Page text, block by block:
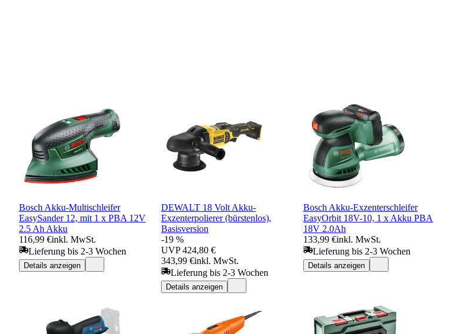
Bosch Akku-Multischleifer
EasySander 12, mit 1 x PBA 12V
2.5 Ah Akku
116,99 €inkl. MwSt.
Lieferung bis 2-3 Wochen
Details anzeigen
DEWALT 18 Volt Akku-
Exzenterpolierer (bürstenlos),
Basisversion
-19 %
UVP 424,80 €
343,99 €inkl. MwSt.
Lieferung bis 2-3 Wochen
Details anzeigen
Bosch Akku-Exzenterschleifer
EasyOrbit 18V-10, 1 x Akku PBA
18V 2.0Ah
133,99 €inkl. MwSt.
Lieferung bis 2-3 Wochen
Details anzeigen